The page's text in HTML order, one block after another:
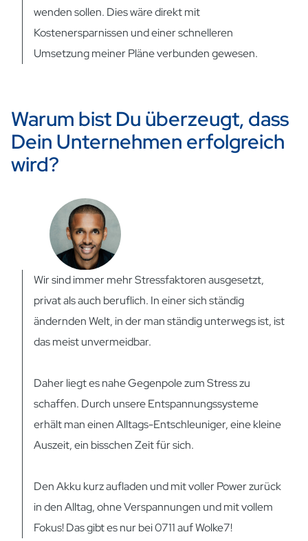
wenden sollen. Dies wäre direkt mit
Kostenersparnissen und einer schnelleren
Umsetzung meiner Pläne verbunden gewesen.
Warum bist Du überzeugt, dass
Dein Unternehmen erfolgreich
wird?
Wir sind immer mehr Stressfaktoren ausgesetzt,
privat als auch beruflich. In einer sich ständig
ändernden Welt, in der man ständig unterwegs ist, ist
das meist unvermeidbar.
Daher liegt es nahe Gegenpole zum Stress zu
schaffen. Durch unsere Entspannungssysteme
erhält man einen Alltags-Entschleuniger, eine kleine
Auszeit, ein bisschen Zeit für sich.
Den Akku kurz aufladen und mit voller Power zurück
in den Alltag, ohne Verspannungen und mit vollem
Fokus! Das gibt es nur bei 0711 auf Wolke7!